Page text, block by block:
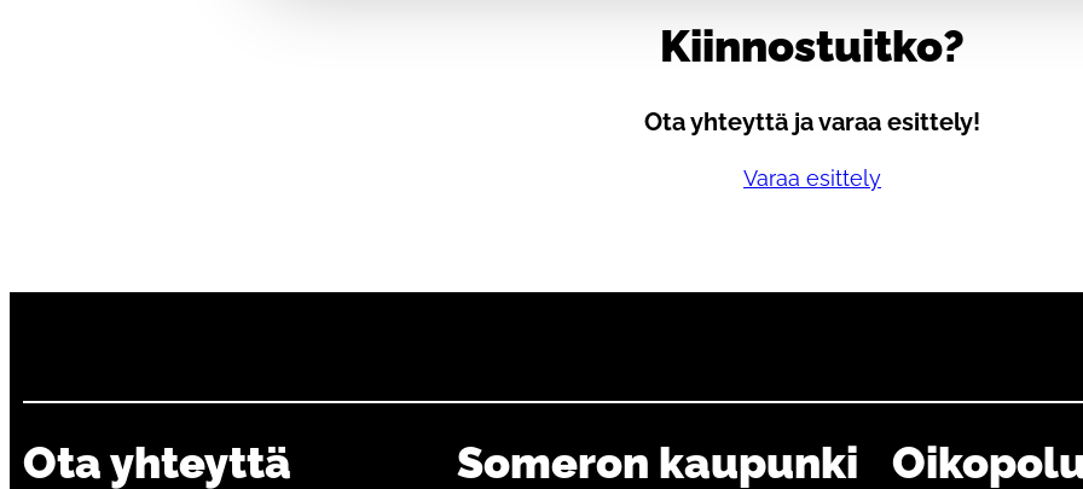
Kiinnostuitko?
Ota yhteyttä ja varaa esittely!
Varaa esittely
Ota yhteyttä Someron kaupunki